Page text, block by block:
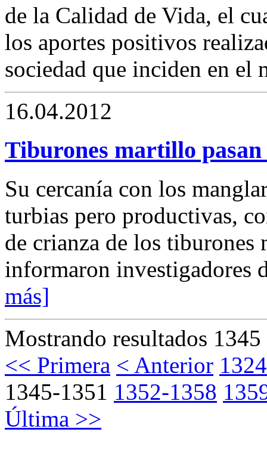
de la Calidad de Vida, el
los aportes positivos
sociedad que inciden en el
16.04.2012
Tiburones martillo
Su cercanía con los
turbias pero productivas,
de crianza de los
informaron investigadores
más]
Mostrando resultados
<< Primera < Anterior
1345-1351 1352-1358
Última >>